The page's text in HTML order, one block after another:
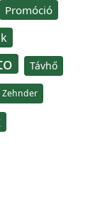
Promóció
Távhő
Zehnder